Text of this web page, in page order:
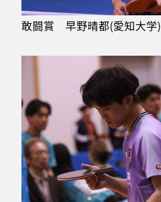
敢闘賞 早野晴都(愛知大学)